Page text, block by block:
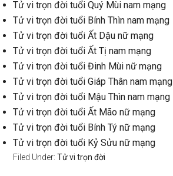
Tử vi trọn đời tuổi Quý Mùi nam mạng
Tử vi trọn đời tuổi Bính Thìn nam mạng
Tử vi trọn đời tuổi Ất Dậu nữ mạng
Tử vi trọn đời tuổi Ất Tị nam mạng
Tử vi trọn đời tuổi Đinh Mùi nữ mạng
Tử vi trọn đời tuổi Giáp Thân nam mạng
Tử vi trọn đời tuổi Mậu Thìn nam mạng
Tử vi trọn đời tuổi Ất Mão nữ mạng
Tử vi trọn đời tuổi Bính Tý nữ mạng
Tử vi trọn đời tuổi Kỷ Sửu nữ mạng
Filed Under:Tử vi trọn đời